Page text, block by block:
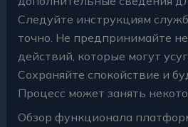
Следуйте инструкциям
точно. Не предпринимайте
действий, которые могут
Сохраняйте спокойствие и
Процесс может занять
Обзор функционала